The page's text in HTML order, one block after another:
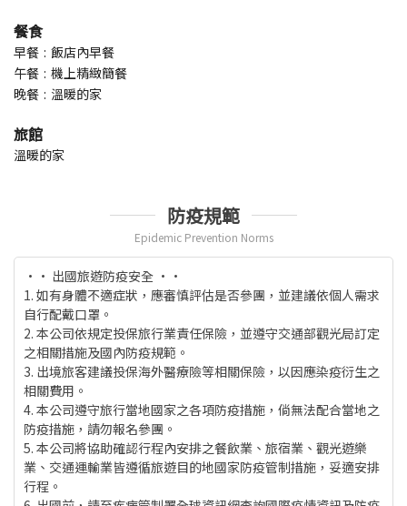
餐食
早餐
飯店內早餐
午餐
機上精緻簡餐
晚餐
溫暖的家
旅館
溫暖的家
防疫規範
Epidemic Prevention Norms
•• 出國旅遊防疫安全 ••
1. 如有身體不適症狀，應審慎評估是否參團，並建議依個人需求
自行配戴口罩。
2. 本公司依規定投保旅行業責任保險，並遵守交通部觀光局訂定
之相關措施及國內防疫規範。
3. 出境旅客建議投保海外醫療險等相關保險，以因應染疫衍生之
相關費用。
4. 本公司遵守旅行當地國家之各項防疫措施，倘無法配合當地之
防疫措施，請勿報名參團。
5. 本公司將協助確認行程內安排之餐飲業、旅宿業、觀光遊樂
業、交通運輸業皆遵循旅遊目的地國家防疫管制措施，妥適安排
行程。